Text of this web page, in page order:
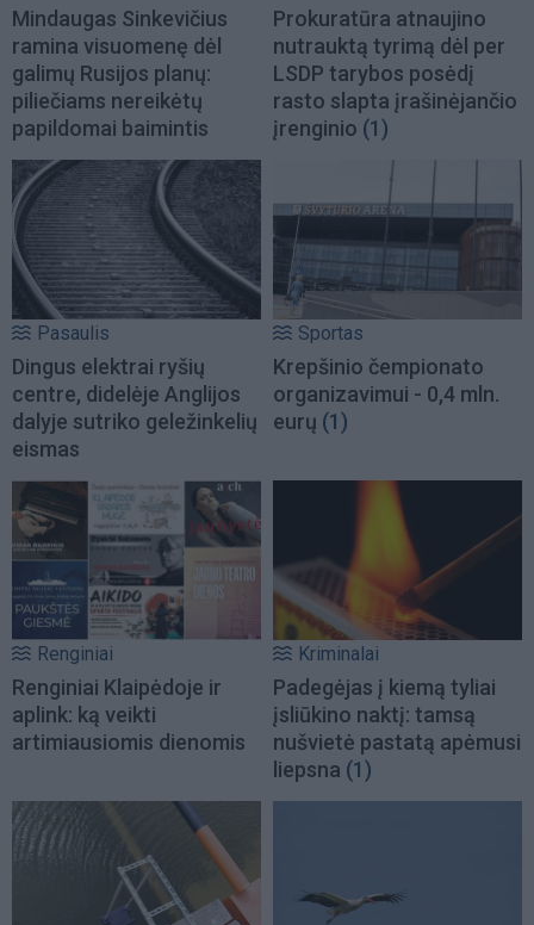
Mindaugas Sinkevičius
ramina visuomenę dėl
galimų Rusijos planų:
piliečiams nereikėtų
papildomai baimintis
Prokuratūra atnaujino
nutrauktą tyrimą dėl per
LSDP tarybos posėdį
rasto slapta įrašinėjančio
įrenginio (1)
Pasaulis
Dingus elektrai ryšių
centre, didelėje Anglijos
dalyje sutriko geležinkelių
eismas
Sportas
Krepšinio čempionato
organizavimui - 0,4 mln.
eurų (1)
Renginiai
Renginiai Klaipėdoje ir
aplink: ką veikti
artimiausiomis dienomis
Kriminalai
Padegėjas į kiemą tyliai
įsliūkino naktį: tamsą
nušvietė pastatą apėmusi
liepsna (1)